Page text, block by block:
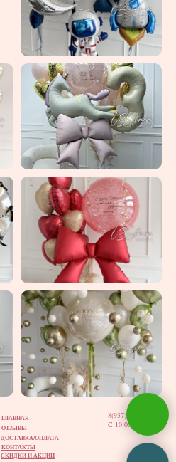
ОТЗЫВЫ
ГЛАВНАЯ
ДОСТАВКА/ОПЛАТА
СКИДКИ И АКЦИИ
КОНТАКТЫ
8(937)202-02-12
С 10:00 до 20:00